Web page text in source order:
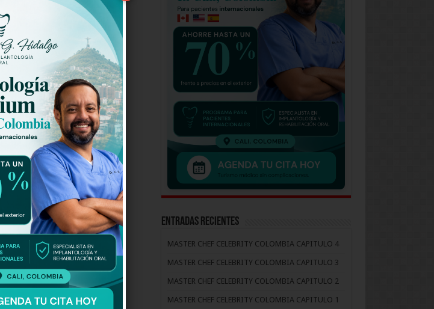
Entradas recientes
MASTER CHEF CELEBRITY COLOMBIA CAPITULO 4
MASTER CHEF CELEBRITY COLOMBIA CAPITULO 3
MASTER CHEF CELEBRITY COLOMBIA CAPITULO 2
MASTER CHEF CELEBRITY COLOMBIA CAPITULO 1